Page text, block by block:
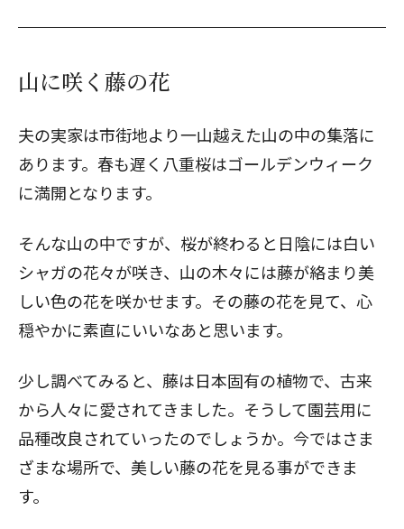
山に咲く藤の花
夫の実家は市街地より一山越えた山の中の集落に
あります。春も遅く八重桜はゴールデンウィーク
に満開となります。
そんな山の中ですが、桜が終わると日陰には白い
シャガの花々が咲き、山の木々には藤が絡まり美
しい色の花を咲かせます。その藤の花を見て、心
穏やかに素直にいいなあと思います。
少し調べてみると、藤は日本固有の植物で、古来
から人々に愛されてきました。そうして園芸用に
品種改良されていったのでしょうか。今ではさま
ざまな場所で、美しい藤の花を見る事ができま
す。